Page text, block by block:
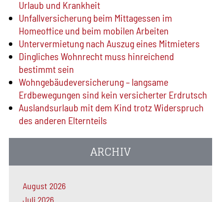
Urlaub und Krankheit
Unfallversicherung beim Mittagessen im
Homeoffice und beim mobilen Arbeiten
Untervermietung nach Auszug eines Mitmieters
Dingliches Wohnrecht muss hinreichend
bestimmt sein
Wohngebäude­versicherung – langsame
Erdbewegungen sind kein versicherter Erdrutsch
Auslandsurlaub mit dem Kind trotz Widerspruch
des anderen Elternteils
ARCHIV
August 2026
Juli 2026